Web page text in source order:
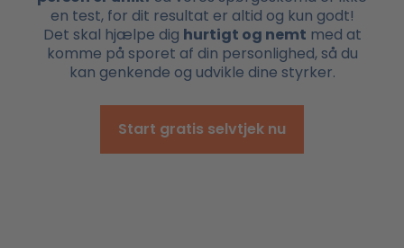
en test, for dit resultat er altid og kun godt!
Det skal hjælpe dig hurtigt og nemt med at
komme på sporet af din personlighed, så du
kan genkende og udvikle dine styrker.
Start gratis selvtjek nu